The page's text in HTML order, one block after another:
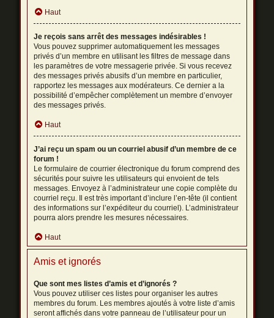
Haut
Je reçois sans arrêt des messages indésirables !
Vous pouvez supprimer automatiquement les messages
privés d’un membre en utilisant les filtres de message dans
les paramètres de votre messagerie privée. Si vous recevez
des messages privés abusifs d’un membre en particulier,
rapportez les messages aux modérateurs. Ce dernier a la
possibilité d’empêcher complètement un membre d’envoyer
des messages privés.
Haut
J’ai reçu un spam ou un courriel abusif d’un membre de ce
forum !
Le formulaire de courrier électronique du forum comprend des
sécurités pour suivre les utilisateurs qui envoient de tels
messages. Envoyez à l’administrateur une copie complète du
courriel reçu. Il est très important d’inclure l’en-tête (il contient
des informations sur l’expéditeur du courriel). L’administrateur
pourra alors prendre les mesures nécessaires.
Haut
Amis et ignorés
Que sont mes listes d’amis et d’ignorés ?
Vous pouvez utiliser ces listes pour organiser les autres
membres du forum. Les membres ajoutés à votre liste d’amis
seront affichés dans votre panneau de l’utilisateur pour un